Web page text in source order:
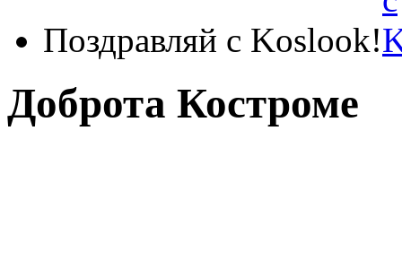
Поздравляй с Koslook!
Доброта Костроме